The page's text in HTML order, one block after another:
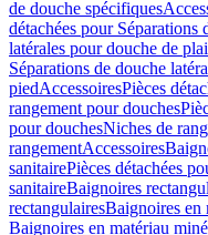
de douche spécifiques
détachées pour Séparations
latérales pour douche de
Séparations de douche
piedAccessoiresPièces
rangement pour douches
pour douchesNiches de
rangementAccessoires
sanitairePièces détachées
sanitaireBaignoires
rectangulairesBaignoires en
Baignoires en matériau